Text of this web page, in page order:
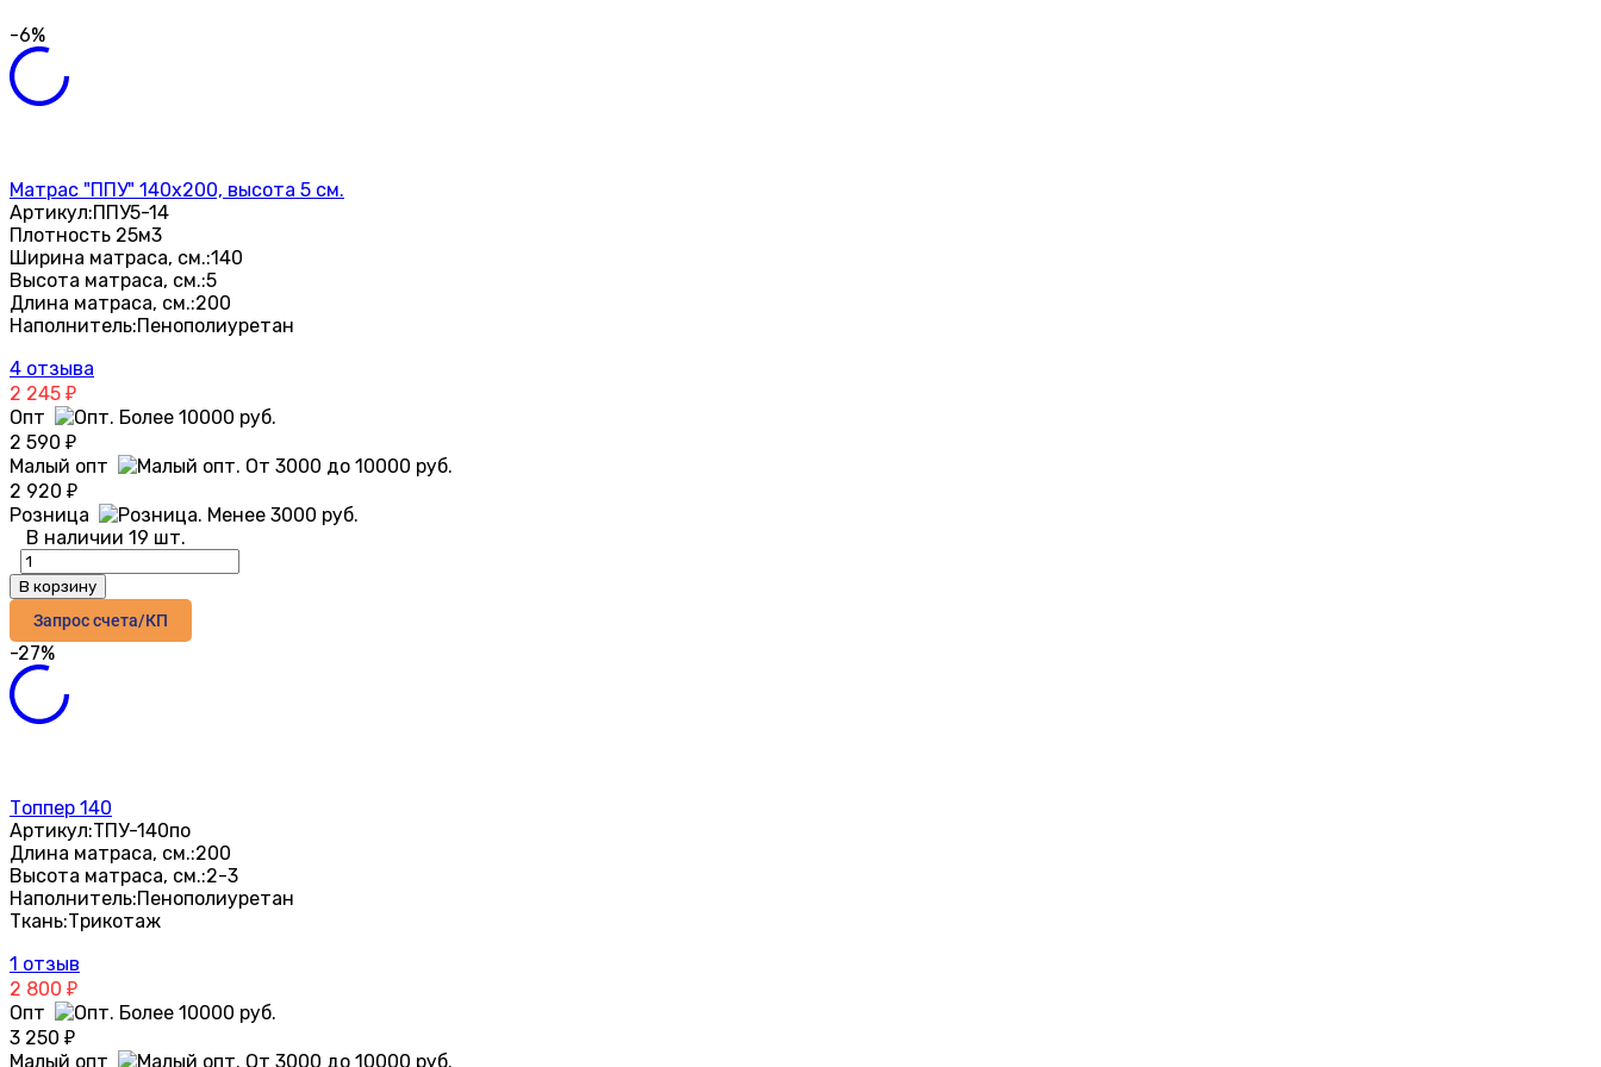
-6%
Матрас "ППУ" 140х200, высота 5 см.
Артикул:ППУ5-14
Плотность 25м3
Ширина матраса, см.:140
Высота матраса, см.:5
Длина матраса, см.:200
Наполнитель:Пенополиуретан
4 отзыва
2 245 ₽
Опт
2 590 ₽
Малый опт
2 920 ₽
Розница
В наличии 19 шт.
В корзину
Запрос счета/КП
-27%
Топпер 140
Артикул:ТПУ-140по
Длина матраса, см.:200
Высота матраса, см.:2-3
Наполнитель:Пенополиуретан
Ткань:Трикотаж
1 отзыв
2 800 ₽
Опт
3 250 ₽
Малый опт